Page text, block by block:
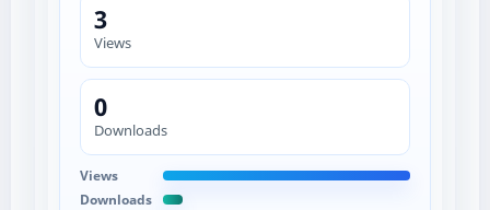
3
Views
0
Downloads
Views
Downloads